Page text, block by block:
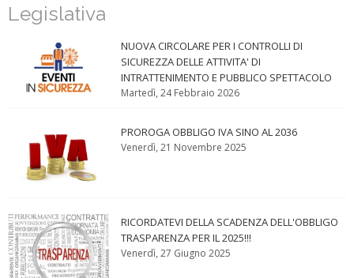
Legislativa
NUOVA CIRCOLARE PER I CONTROLLI DI
SICUREZZA DELLE ATTIVITA' DI
INTRATTENIMENTO E PUBBLICO SPETTACOLO
Martedì, 24 Febbraio 2026
PROROGA OBBLIGO IVA SINO AL 2036
Venerdì, 21 Novembre 2025
RICORDATEVI DELLA SCADENZA DELL'OBBLIGO
TRASPARENZA PER IL 2025!!!
Venerdì, 27 Giugno 2025